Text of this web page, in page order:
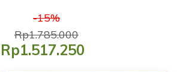
-15%
Rp1.785.000
Rp1.517.250